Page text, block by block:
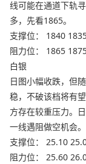
线可能在通道下轨
多，先看1865。
支撑位： 1840
阻力位： 1865
白银
日图小幅收跌，但
稳，不破该档将有
方存在较重压力。
一线遇阻做空机会。
支撑位： 25.10
阻力位： 25.60